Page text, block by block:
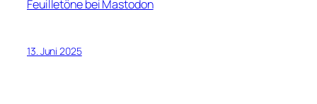
Feuilletöne bei Mastodon
13. Juni 2025